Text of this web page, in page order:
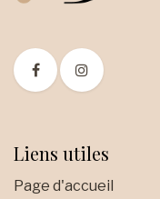
Liens utiles
Page d'accueil